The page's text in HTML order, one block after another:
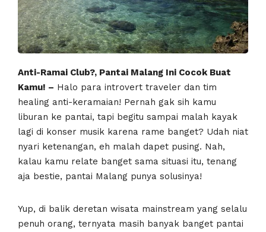
Anti-Ramai Club?, Pantai Malang Ini Cocok Buat
Kamu! – Halo para introvert traveler dan tim
healing anti-keramaian! Pernah gak sih kamu
liburan ke pantai, tapi begitu sampai malah kayak
lagi di konser musik karena rame banget? Udah niat
nyari ketenangan, eh malah dapet pusing. Nah,
kalau kamu relate banget sama situasi itu, tenang
aja bestie, pantai Malang punya solusinya!
Yup, di balik deretan wisata mainstream yang selalu
penuh orang, ternyata masih banyak banget pantai